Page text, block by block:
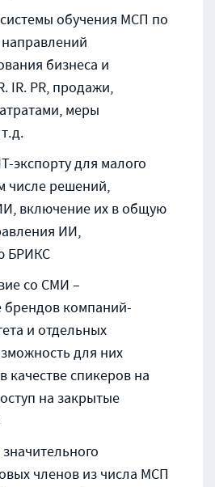
обучения МСП по
бизнеса и
IR. PR, продажи,
меры
экспорту для малого
числе решений,
включение их в общую
ИИ,
БРИКС
со СМИ –
компаний-
и отдельных
для них
качестве спикеров на
на закрытые
членов из числа МСП